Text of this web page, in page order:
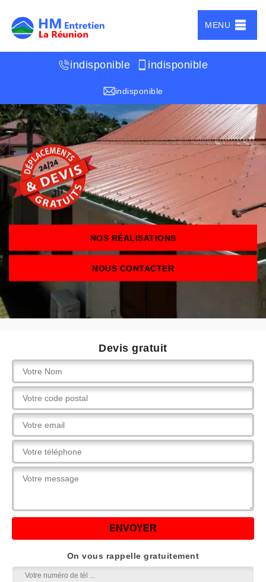
MENU
indisponible indisponible
indisponible
NOS RÉALISATIONS
NOUS CONTACTER
Devis gratuit
On vous rappelle gratuitement